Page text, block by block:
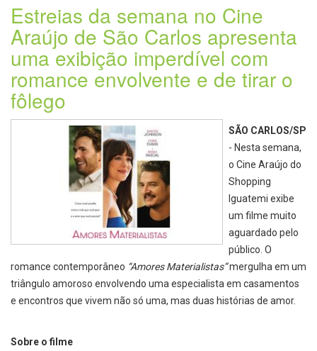
Estreias da semana no Cine
Araújo de São Carlos apresenta
uma exibição imperdível com
romance envolvente e de tirar o
fôlego
SÃO CARLOS/SP
- Nesta semana,
o Cine Araújo do
Shopping
Iguatemi exibe
um filme muito
aguardado pelo
público. O
romance contemporâneo “Amores Materialistas”mergulha em um
triângulo amoroso envolvendo uma especialista em casamentos
e encontros que vivem não só uma, mas duas histórias de amor.
Sobre o filme